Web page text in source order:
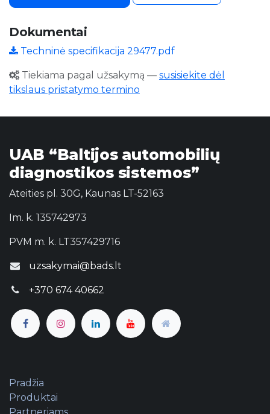
Dokumentai
Techninė specifikacija 29477.pdf
Tiekiama pagal užsakymą — susisiekite dėl
tikslaus pristatymo termino
UAB “Baltijos automobilių
diagnostikos sistemos”
Ateities pl. 30G, Kaunas LT-52163
Im. k. 135742973
PVM m. k. LT357429716
uzsakymai@bads.lt
+370 674 40662
Pradžia
Produktai